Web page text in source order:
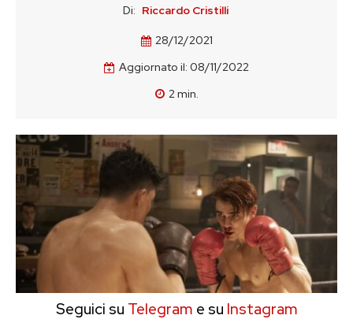
Di: Riccardo Cristilli
28/12/2021
Aggiornato il: 08/11/2022
2min.
Seguici su Telegram e su Instagram